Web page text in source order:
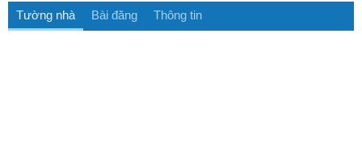
Tường nhà Bài đăng Thông tin